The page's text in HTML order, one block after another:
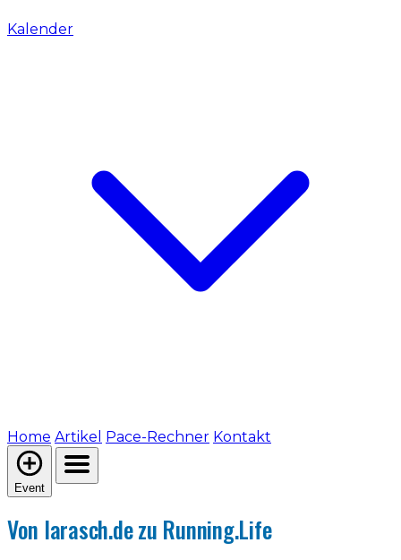
Kalender
Home Artikel Pace-Rechner Kontakt
Event
Von larasch.de zu Running.Life